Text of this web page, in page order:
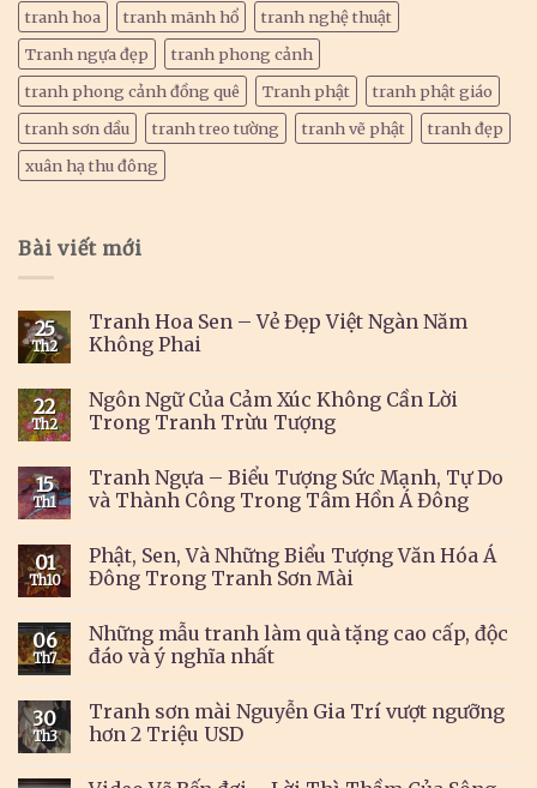
tranh hoa
tranh mãnh hổ
tranh nghệ thuật
Tranh ngựa đẹp
tranh phong cảnh
tranh phong cảnh đồng quê
Tranh phật
tranh phật giáo
tranh sơn dầu
tranh treo tường tranh vẽ phật
tranh đẹp
xuân hạ thu đông
Bài viết mới
25
Th2
Tranh Hoa Sen – Vẻ Đẹp Việt Ngàn Năm
Không Phai
22
Th2
Ngôn Ngữ Của Cảm Xúc Không Cần Lời
Trong Tranh Trừu Tượng
15
Th1
Tranh Ngựa – Biểu Tượng Sức Mạnh, Tự Do
và Thành Công Trong Tâm Hồn Á Đông
01
Th10
Phật, Sen, Và Những Biểu Tượng Văn Hóa Á
Đông Trong Tranh Sơn Mài
06
Th7
Những mẫu tranh làm quà tặng cao cấp, độc
đáo và ý nghĩa nhất
30
Th3
Tranh sơn mài Nguyễn Gia Trí vượt ngưỡng
hơn 2 Triệu USD